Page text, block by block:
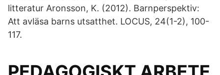
litteratur Aronsson, K. (2012). Barnperspektiv:
Att avläsa barns utsatthet. LOCUS, 24(1-2), 100-
117.